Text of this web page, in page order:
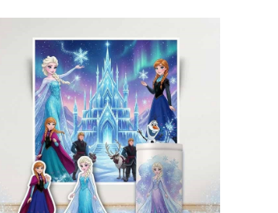
özel tasarımlar kullanılarak tamamen size özel bir
konseptler oluşturmak istemektedir.